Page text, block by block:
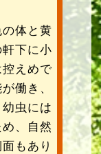
体と黄
下に小
えめで
働き、
虫には
、自然
もあり